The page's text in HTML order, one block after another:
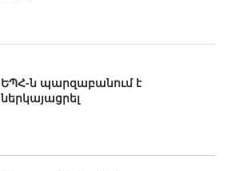
ԵՊՀ-ն պարզաբանում է
ներկայացրել